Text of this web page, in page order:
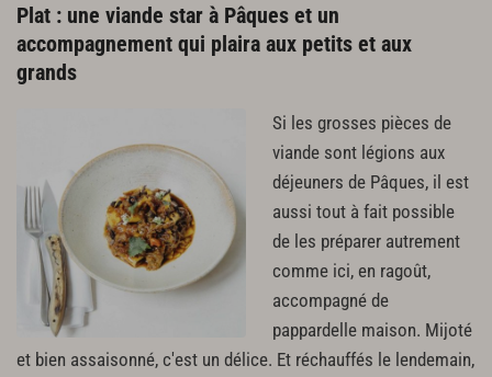
Plat : une viande star à Pâques et un
accompagnement qui plaira aux petits et aux
grands
Si les grosses pièces de
viande sont légions aux
déjeuners de Pâques, il est
aussi tout à fait possible
de les préparer autrement
comme ici, en ragoût,
accompagné de
pappardelle maison. Mijoté
et bien assaisonné, c'est un délice. Et réchauffés le lendemain,